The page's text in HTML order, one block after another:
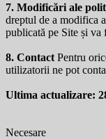
7. Modificări ale
dreptul de a modifica
publicată pe Site și
8. Contact Pentru
utilizatorii ne pot
Ultima actualizare:
Necesare